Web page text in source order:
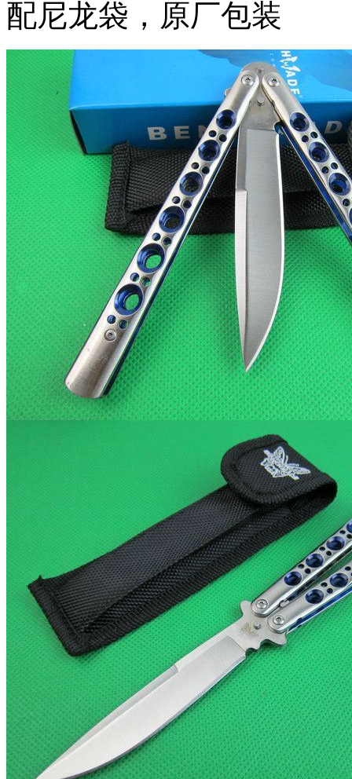
配尼龙袋，原厂包装